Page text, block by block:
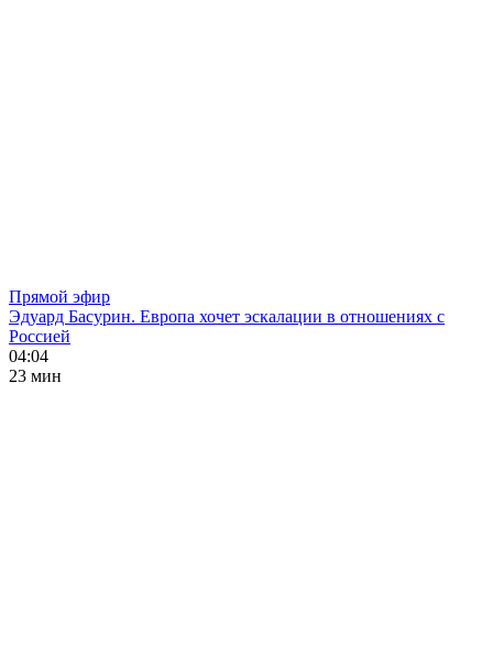
Прямой эфир
Эдуард Басурин. Европа хочет эскалации в отношениях с
Россией
04:04
23 мин